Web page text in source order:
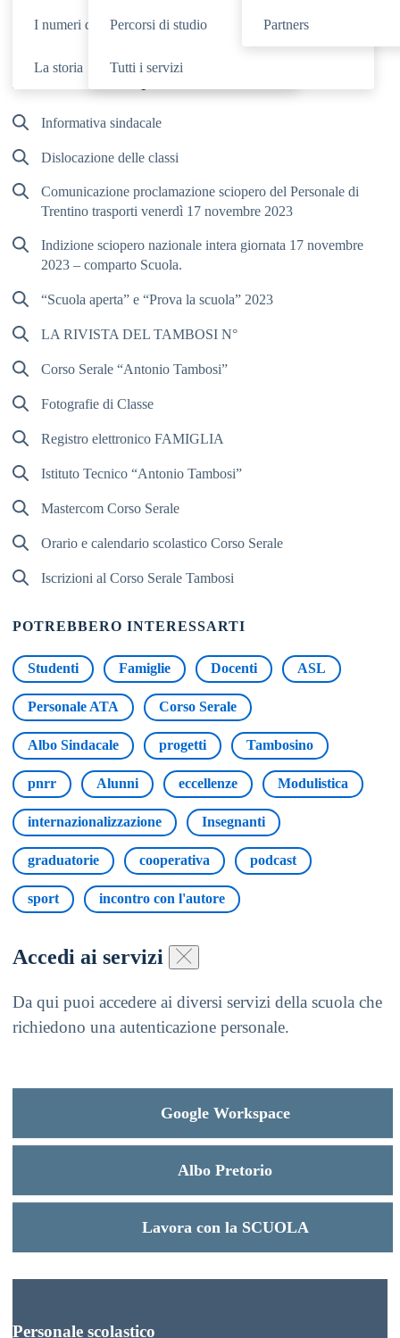
I numeri della scuola
La storia
Percorsi di studio
Tutti i servizi
Partners
Cerca inTUTTO IL SITO
Informativa sindacale
Dislocazione delle classi
Comunicazione proclamazione sciopero del Personale di
Trentino trasporti venerdì 17 novembre 2023
Indizione sciopero nazionale intera giornata 17 novembre
2023 – comparto Scuola.
“Scuola aperta” e “Prova la scuola” 2023
LA RIVISTA DEL TAMBOSI N°
Corso Serale “Antonio Tambosi”
Fotografie di Classe
Registro elettronico FAMIGLIA
Istituto Tecnico “Antonio Tambosi”
Mastercom Corso Serale
Orario e calendario scolastico Corso Serale
Iscrizioni al Corso Serale Tambosi
POTREBBERO INTERESSARTI
Studenti Famiglie Docenti ASL
Personale ATA Corso Serale
Albo Sindacale progetti Tambosino
pnrr Alunni eccellenze Modulistica
internazionalizzazione Insegnanti
graduatorie cooperativa podcast
sport incontro con l'autore
Accedi ai servizi
Da qui puoi accedere ai diversi servizi della scuola che
richiedono una autenticazione personale.
Google Workspace
Albo Pretorio
Lavora con la SCUOLA
Personale scolastico